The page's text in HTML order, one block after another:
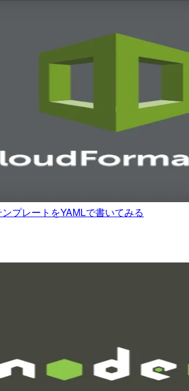
プレートをYAMLで書いてみる